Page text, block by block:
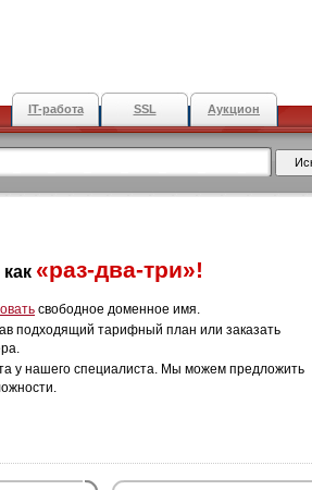
IT-работа SSL Аукцион
«раз-два-три»!
свободное доменное имя.
подходящий тарифный план или заказать
у нашего специалиста. Мы можем предложить